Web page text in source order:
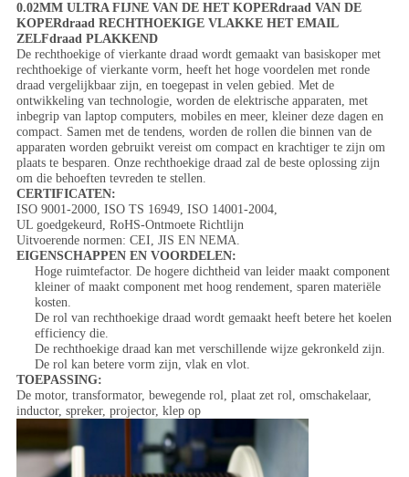
0.02MM ULTRA FIJNE VAN DE HET KOPERdraad VAN DE
KOPERdraad RECHTHOEKIGE VLAKKE HET EMAIL
ZELFdraad PLAKKEND
De rechthoekige of vierkante draad wordt gemaakt van basiskoper met
rechthoekige of vierkante vorm, heeft het hoge voordelen met ronde
draad vergelijkbaar zijn, en toegepast in velen gebied. Met de
ontwikkeling van technologie, worden de elektrische apparaten, met
inbegrip van laptop computers, mobiles en meer, kleiner deze dagen en
compact. Samen met de tendens, worden de rollen die binnen van de
apparaten worden gebruikt vereist om compact en krachtiger te zijn om
plaats te besparen. Onze rechthoekige draad zal de beste oplossing zijn
om die behoeften tevreden te stellen.
CERTIFICATEN:
ISO 9001-2000, ISO TS 16949, ISO 14001-2004,
UL goedgekeurd, RoHS-Ontmoete Richtlijn
Uitvoerende normen: CEI, JIS EN NEMA.
EIGENSCHAPPEN EN VOORDELEN:
Hoge ruimtefactor. De hogere dichtheid van leider maakt component
kleiner of maakt component met hoog rendement, sparen materiële
kosten.
De rol van rechthoekige draad wordt gemaakt heeft betere het koelen
efficiency die.
De rechthoekige draad kan met verschillende wijze gekronkeld zijn.
De rol kan betere vorm zijn, vlak en vlot.
TOEPASSING:
De motor, transformator, bewegende rol, plaat zet rol, omschakelaar,
inductor, spreker, projector, klep op